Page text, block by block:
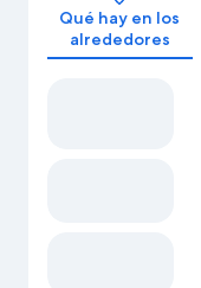
Qué hay en los
alrededores